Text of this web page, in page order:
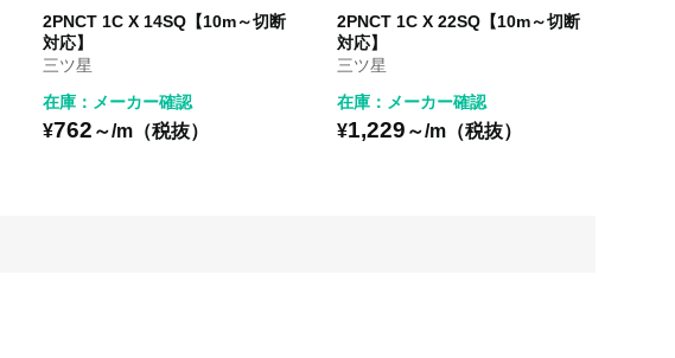
2PNCT 1C X 14SQ【10m～切断
対応】
三ツ星
在庫：メーカー確認
¥762 ～/m（税抜）
2PNCT 1C X 22SQ【10m～切断
対応】
三ツ星
在庫：メーカー確認
¥1,229 ～/m（税抜）